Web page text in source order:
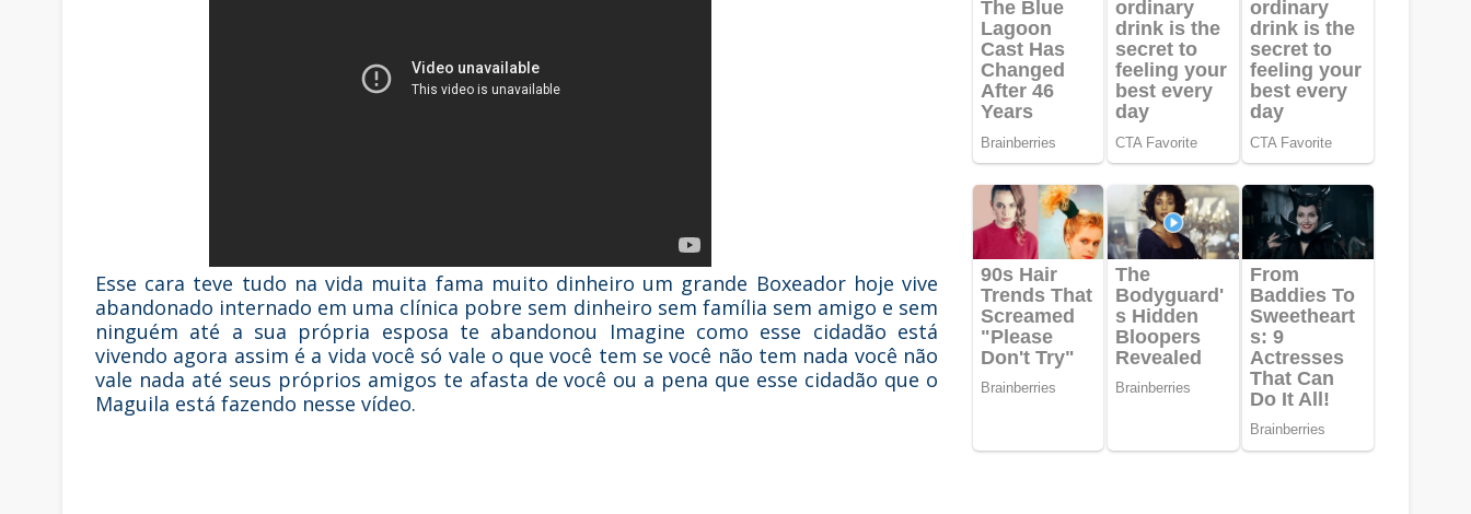
Esse cara teve tudo na vida muita fama muito dinheiro um grande Boxeador hoje vive
abandonado internado em uma clínica pobre sem dinheiro sem família sem amigo e sem
ninguém até a sua própria esposa te abandonou Imagine como esse cidadão está
vivendo agora assim é a vida você só vale o que você tem se você não tem nada você não
vale nada até seus próprios amigos te afasta de você ou a pena que esse cidadão que o
Maguila está fazendo nesse vídeo.